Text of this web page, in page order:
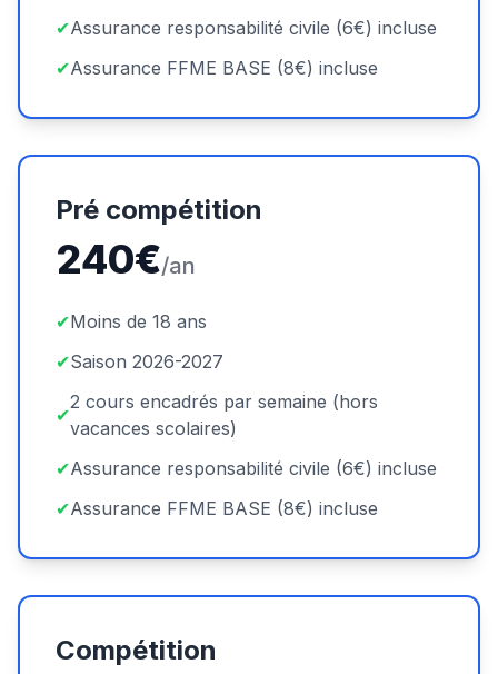
✔Assurance responsabilité civile (6€) incluse
✔Assurance FFME BASE (8€) incluse
Pré compétition
240€/an
✔Moins de 18 ans
✔Saison 2026-2027
✔
2 cours encadrés par semaine (hors
vacances scolaires)
✔Assurance responsabilité civile (6€) incluse
✔Assurance FFME BASE (8€) incluse
Compétition